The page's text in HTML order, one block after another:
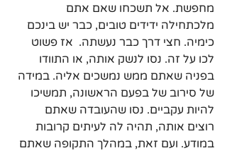
מחפשת. אל תשכחו שאם אתם
מלכתחילה ידידים טובים, כבר יש בינכם
כימיה. חצי דרך כבר נעשתה.  אז פשוט
לכו על זה. נסו לנשק אותה, או התוודו
בפניה שאתם ממש נמשכים אליה. במידה
של סירוב של בפעם הראשונה, תמשיכו
להיות עקביים. נסו שהעובדה שאתם
רוצים אותה, תהיה לה לעיתים קרובות
במודע. ועם זאת, במהלך התקופה שאתם